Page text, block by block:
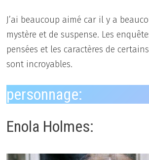
J’ai beaucoup aimé car il y a
mystère et de suspense. Les
pensées et les caractères de
sont incroyables.
personnage:
Enola Holmes: